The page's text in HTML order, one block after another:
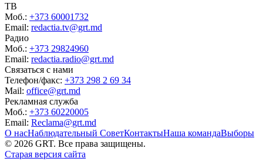
ТВ
Моб.: +373 60001732
Email: redactia.tv@grt.md
Радио
Моб.: +373 29824960
Email: redactia.radio@grt.md
Связаться с нами
Телефон/факс: +373 298 2 69 34
Mail: office@grt.md
Рекламная служба
Моб.: +373 60220005
Email: Reclama@grt.md
О насНаблюдательный СоветКонтактыНаша командаВыборы
© 2026 GRT. Все права защищены.
Старая версия сайта